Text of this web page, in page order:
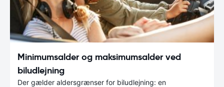
Minimumsalder og maksimumsalder ved
biludlejning
Der gælder aldersgrænser for biludlejning: en